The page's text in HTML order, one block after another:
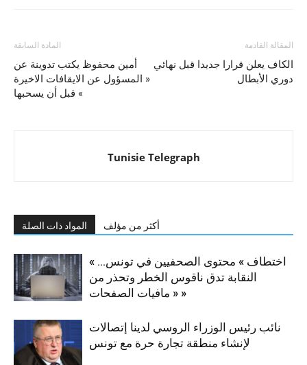
المادة السابقة
أمين محفوظ يكتب تدوينة عن
« المسؤول عن الايقافات الاخيرة
» قبل أن يسحبها
المقالة القادمة
الكاف يعلن قرارا جديدا قبل نهائي
دوري الأبطال
Tunisie Telegraph
المواد ذات الصلة أكثر من مؤلف
« اختطاف » محتوى الصحفيين في تونس…
النقابة تدق ناقوس الخطر وتحذر من
« مافيات الصفحات »
نائب رئيس الوزراء الروسي لدينا إتصالات
لإنشاء منطقة تجارة حرة مع تونس